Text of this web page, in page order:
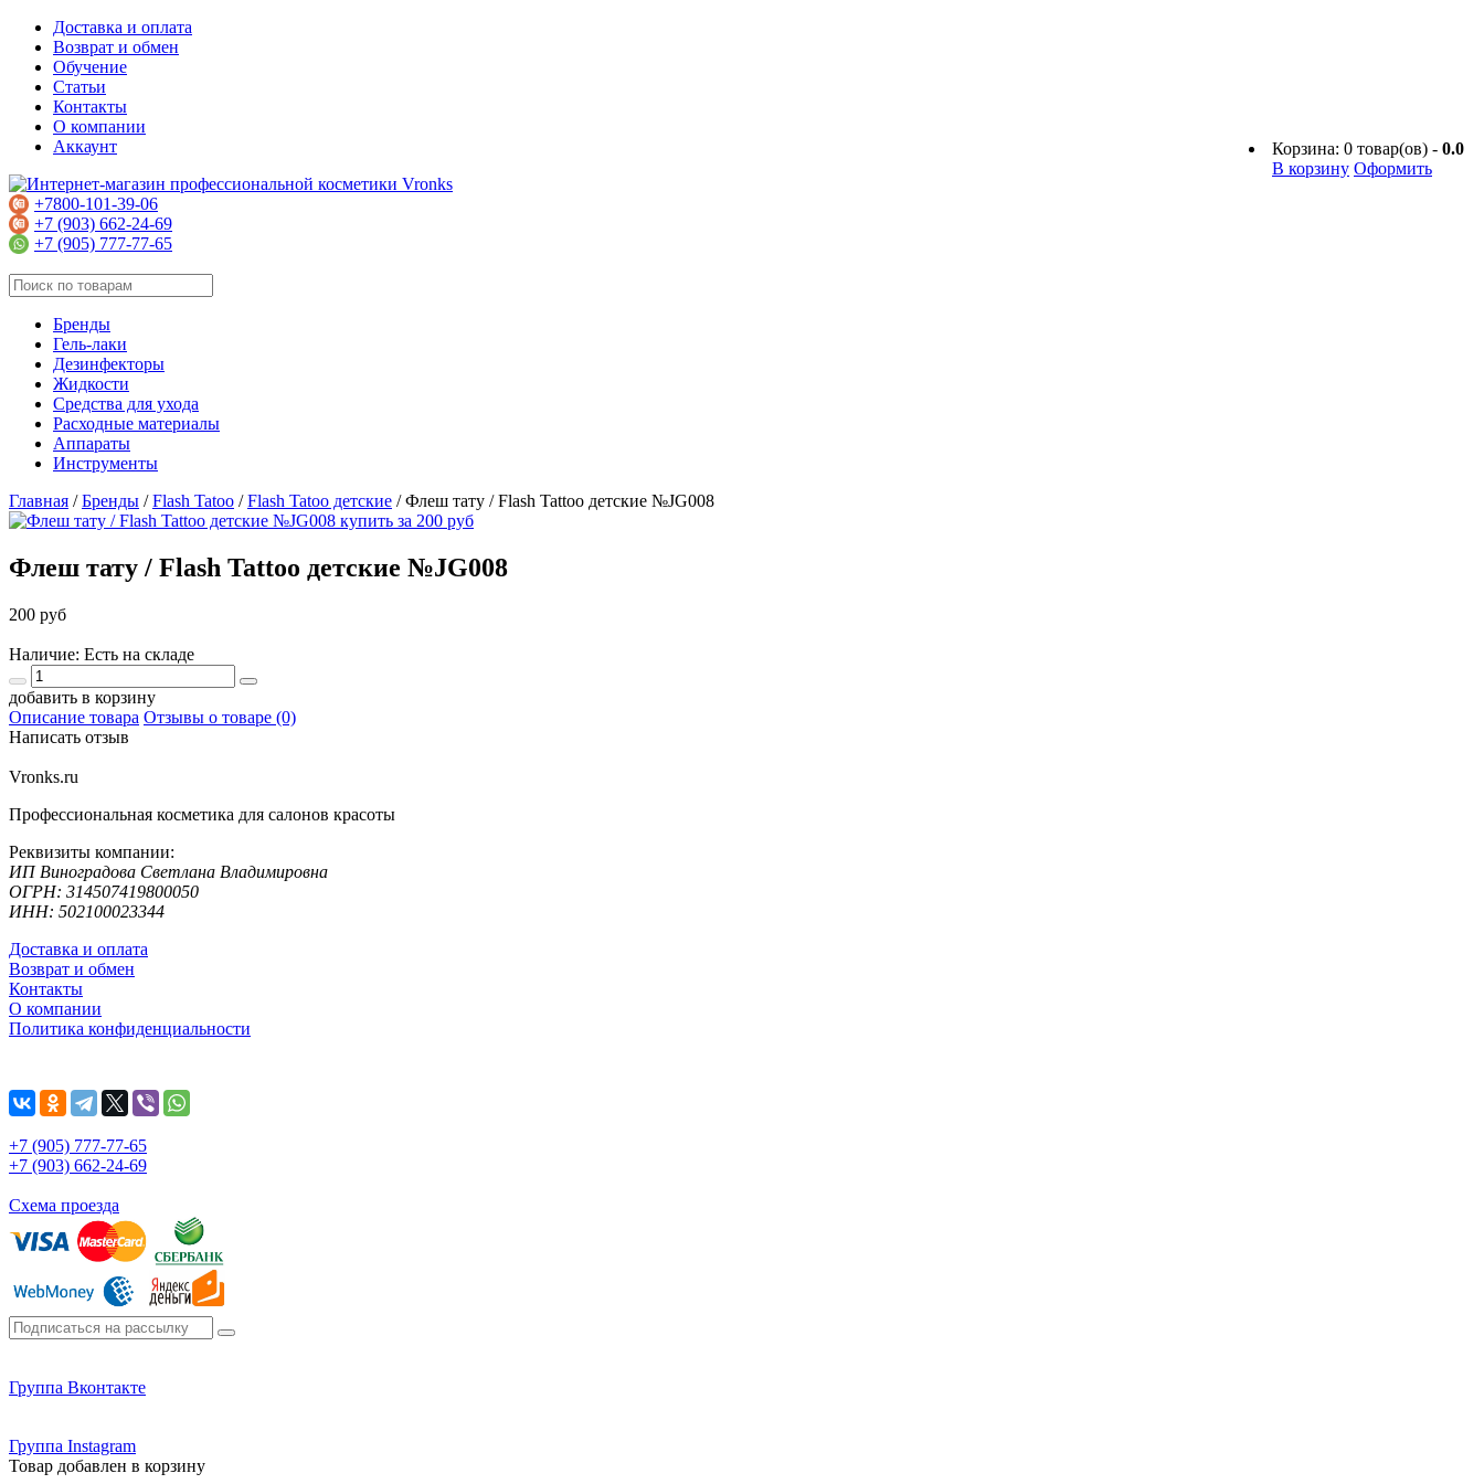
Доставка и оплата
Возврат и обмен
Обучение
Статьи
Контакты
О компании
Корзина: 0 товар(ов) - 0.0
В корзину Оформить
Аккаунт
+7800-101-39-06
+7 (903) 662-24-69
+7 (905) 777-77-65
Бренды
Гель-лаки
Дезинфекторы
Жидкости
Средства для ухода
Расходные материалы
Аппараты
Инструменты
Главная /Бренды /Flash Tatoo /Flash Tatoo детские /Флеш тату / Flash Tattoo детские №JG008
Флеш тату / Flash Tattoo детские №JG008
200 руб
Наличие: Есть на складе
добавить в корзину
Описание товара Отзывы о товаре (0)
Написать отзыв
Vronks.ru
Профессиональная косметика для салонов красоты
Реквизиты компании:
ИП Виноградова Светлана Владимировна
ОГРН: 314507419800050
ИНН: 502100023344
Доставка и оплата
Возврат и обмен
Контакты
О компании
Политика конфиденциальности
+7 (905) 777-77-65
+7 (903) 662-24-69
Схема проезда
Группа Вконтакте
Группа Instagram
Товар добавлен в корзину